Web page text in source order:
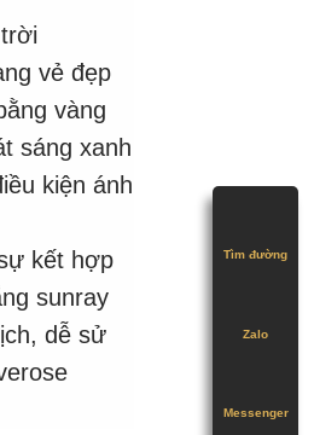
vẻ đẹp
vàng
sáng xanh
kiện ánh
kết hợp
sunray
dễ sử
Tìm đường
Zalo
Messenger